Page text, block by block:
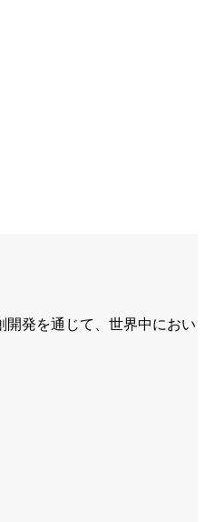
発を通じて、世界中におい